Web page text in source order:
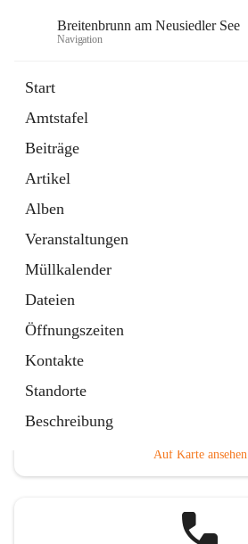
Breitenbrunn am Neusiedler See
Navigation
Start
Amtstafel
Beiträge
Artikel
Alben
Veranstaltungen
Müllkalender
Dateien
Öffnungszeiten
Kontakte
Standorte
Beschreibung
18 Schnellzugriffe
Gemeindeservice
Auf Karte ansehen